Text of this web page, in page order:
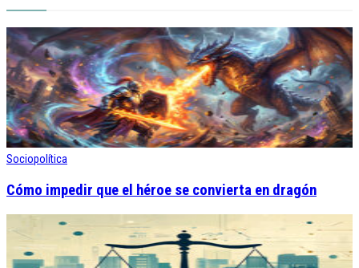
Sociopolítica
Cómo impedir que el héroe se convierta en dragón